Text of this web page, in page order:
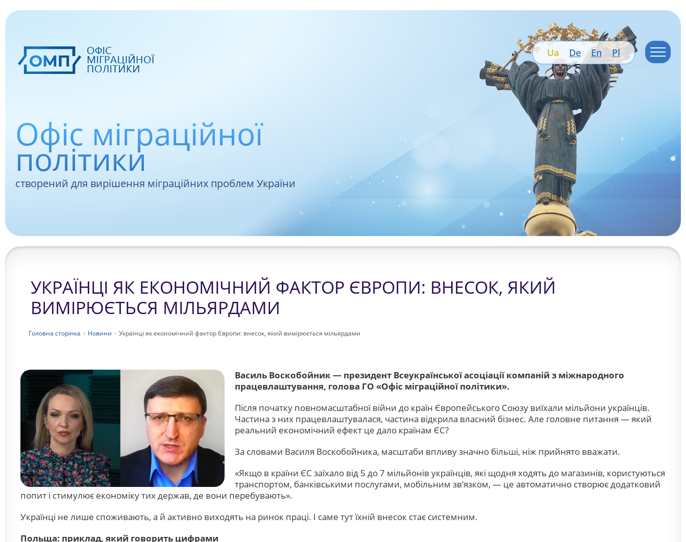
Ua De En Pl
Офіс міграційної
політики
створений для вирішення міграційних проблем України
УКРАЇНЦІ ЯК ЕКОНОМІЧНИЙ ФАКТОР ЄВРОПИ: ВНЕСОК, ЯКИЙ
ВИМІРЮЄТЬСЯ МІЛЬЯРДАМИ
Головна сторiнка › Новини › Українці як економічний фактор Європи: внесок, який вимірюється мільярдами
Василь Воскобойник — президент Всеукраїнської асоціації компаній з міжнародного
працевлаштування, голова ГО «Офіс міграційної політики».
Після початку повномасштабної війни до країн Європейського Союзу виїхали мільйони українців.
Частина з них працевлаштувалася, частина відкрила власний бізнес. Але головне питання — який
реальний економічний ефект це дало країнам ЄС?
За словами Василя Воскобойника, масштаби впливу значно більші, ніж прийнято вважати.
«Якщо в країни ЄС заїхало від 5 до 7 мільйонів українців, які щодня ходять до магазинів, користуються
транспортом, банківськими послугами, мобільним зв’язком, — це автоматично створює додатковий
попит і стимулює економіку тих держав, де вони перебувають».
Українці не лише споживають, а й активно виходять на ринок праці. І саме тут їхній внесок стає системним.
Польща: приклад, який говорить цифрами